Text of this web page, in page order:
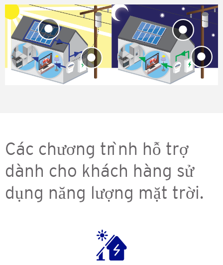
Các chương trình hỗ trợ
dành cho khách hàng sử
dụng năng lượng mặt trời.